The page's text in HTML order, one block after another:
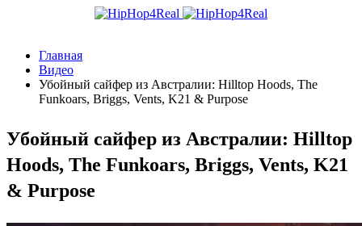
Главная
Видео
Убойный сайфер из Австралии: Hilltop Hoods, The
Funkoars, Briggs, Vents, K21 & Purpose
Убойный сайфер из Австралии: Hilltop
Hoods, The Funkoars, Briggs, Vents, K21
& Purpose